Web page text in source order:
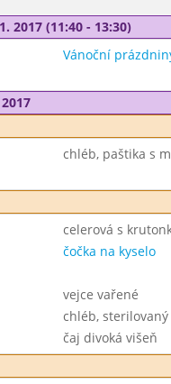
2017 (11:40 - 13:30)
Vánoční
chléb, paštika s
celerová s
čočka na kyselo
vejce vařené
chléb,
čaj divoká višeň